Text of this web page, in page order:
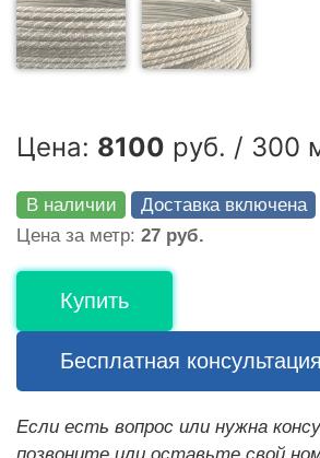
Цена: 8100 руб. / 300
В наличии
Доставка включена
Цена за метр: 27 руб.
Купить
Бесплатная консультация
Если есть вопрос или нужна